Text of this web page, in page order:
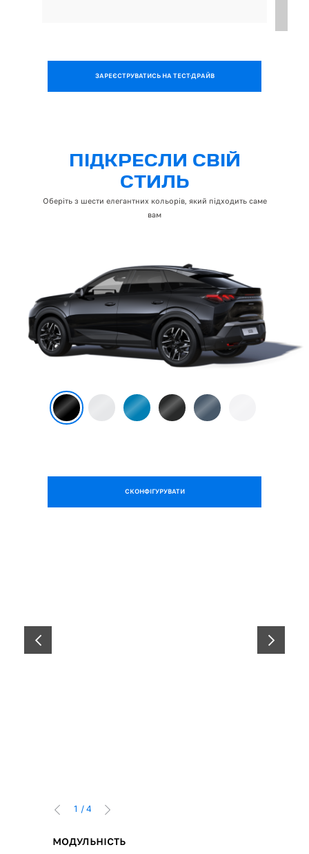
ЗАРЕЄСТРУВАТИСЬ НА ТЕСТ-ДРАЙВ
ПІДКРЕСЛИ СВІЙ
СТИЛЬ
Оберіть з шести елегантних кольорів, який підходить саме
вам
СКОНФІГУРУВАТИ
ПОПЕРЕДНІЙ
1 /4
МОДУЛЬНІСТЬ